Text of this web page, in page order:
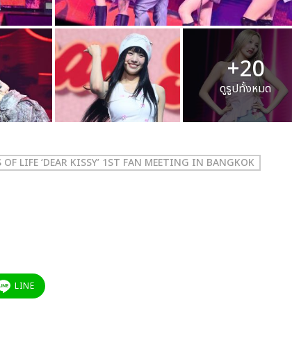
+20
ดูรูปทั้งหมด
OF LIFE ‘DEAR KISSY’ 1ST FAN MEETING IN BANGKOK
LINE